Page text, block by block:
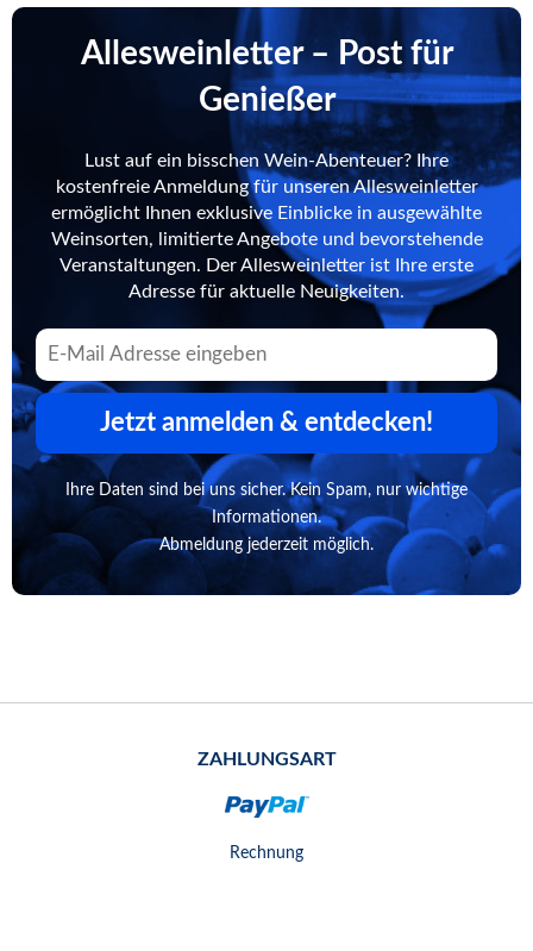
Allesweinletter – Post für
Genießer
Lust auf ein bisschen Wein-Abenteuer? Ihre
kostenfreie Anmeldung für unseren Allesweinletter
ermöglicht Ihnen exklusive Einblicke in ausgewählte
Weinsorten, limitierte Angebote und bevorstehende
Veranstaltungen. Der Allesweinletter ist Ihre erste
Adresse für aktuelle Neuigkeiten.
Jetzt anmelden & entdecken!
Ihre Daten sind bei uns sicher. Kein Spam, nur wichtige
Informationen.
Abmeldung jederzeit möglich.
ZAHLUNGSART
Rechnung